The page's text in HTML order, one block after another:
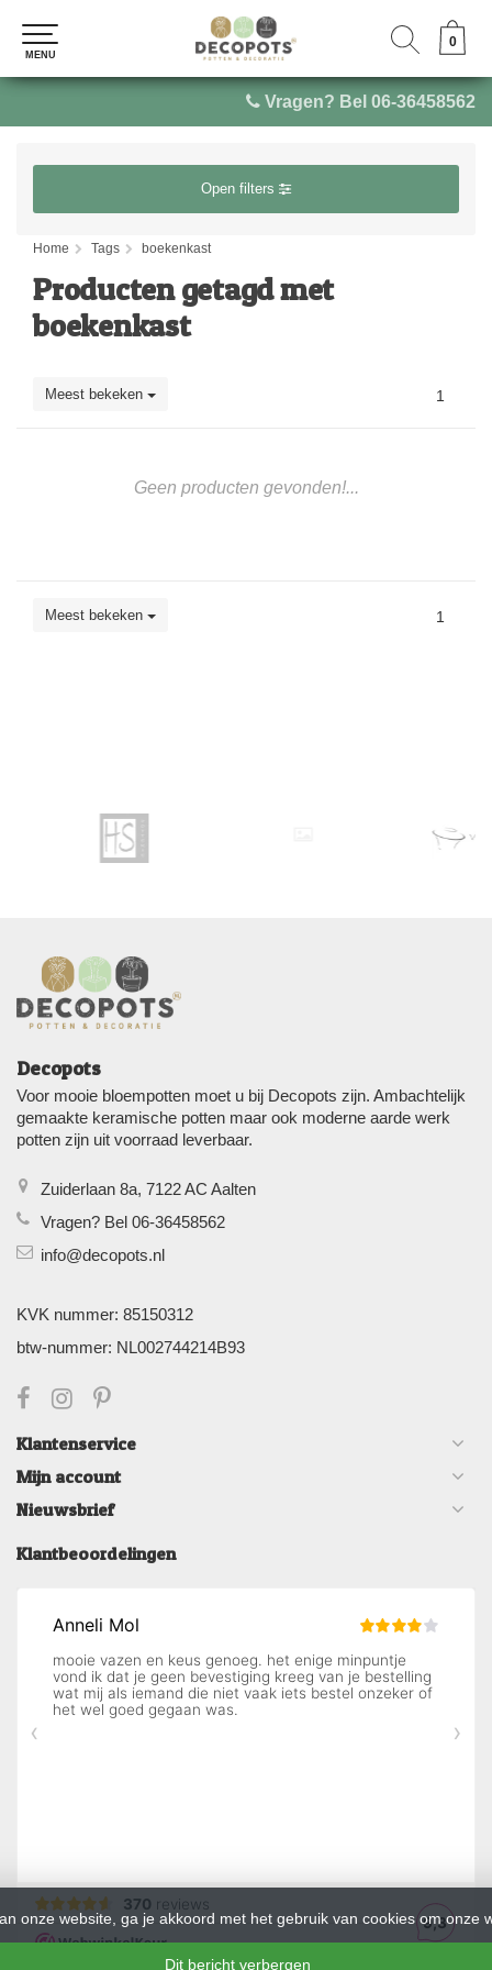
Vragen? Bel 06-36458562
0
MENU
0
MENU
Open filters
Home Tags boekenkast
Producten getagd met
boekenkast
Meest bekeken 1
Geen producten gevonden!...
Meest bekeken 1
Decopots
Voor mooie bloempotten moet u bij Decopots zijn. Ambachtelijk
gemaakte keramische potten maar ook moderne aarde werk
potten zijn uit voorraad leverbaar.
Zuiderlaan 8a, 7122 AC Aalten
Vragen? Bel 06-36458562
info@decopots.nl
KVK nummer: 85150312
btw-nummer: NL002744214B93
Klantenservice
Mijn account
Nieuwsbrief
Klantbeoordelingen
onze website, ga je akkoord met het gebruik van cookies om onze
Dit bericht verbergen